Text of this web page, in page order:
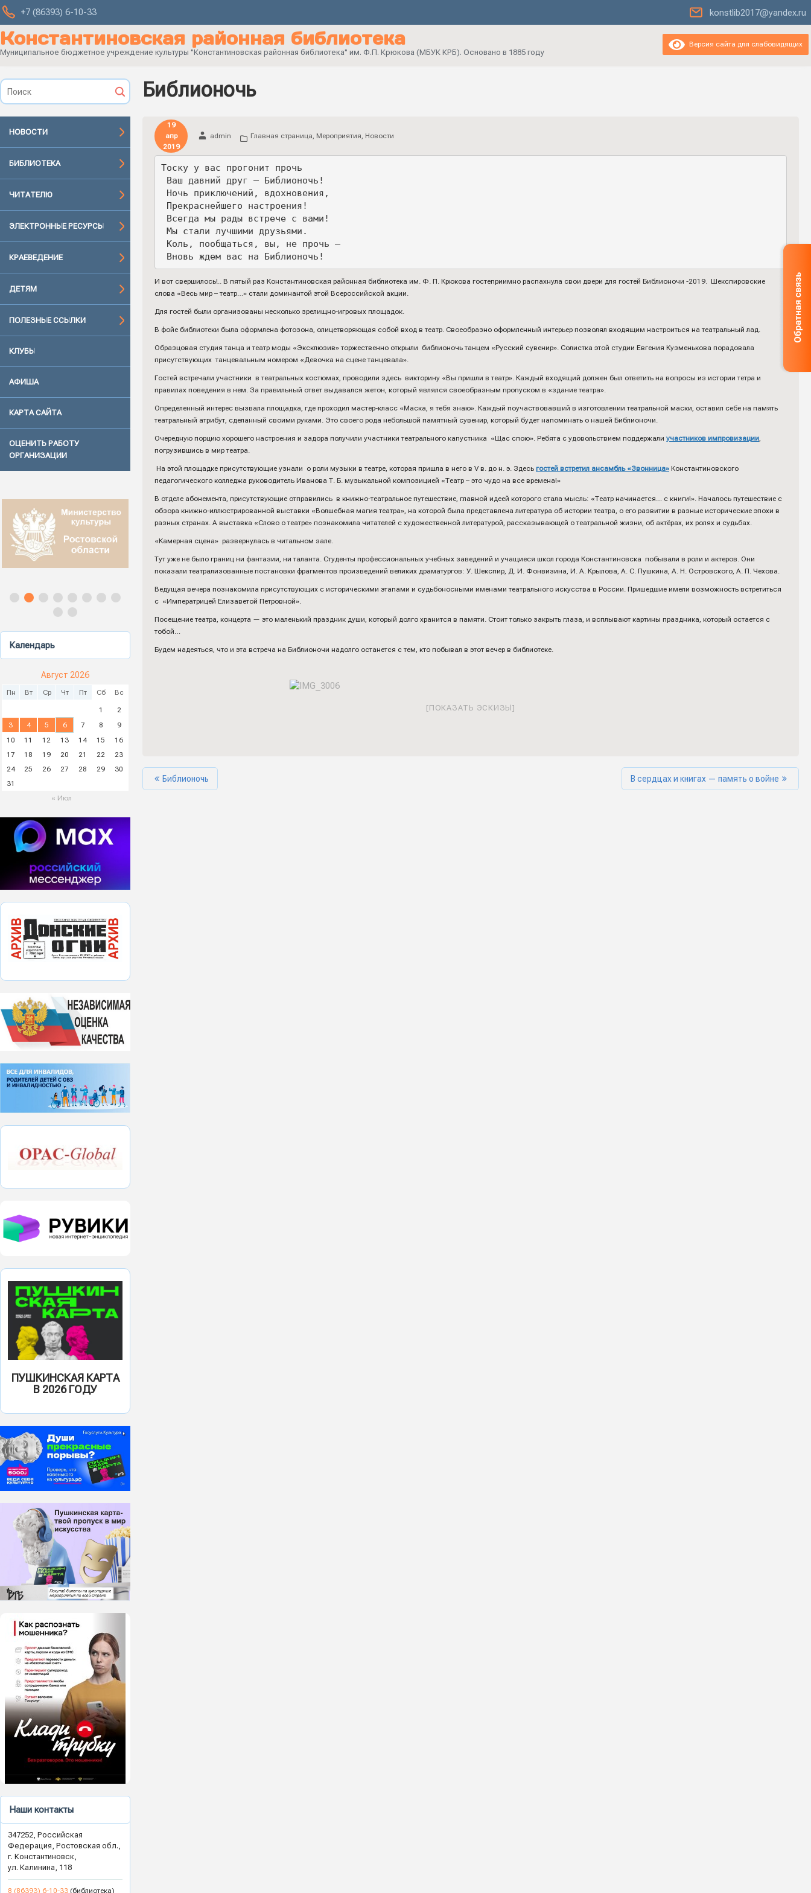
+7 (86393) 6-10-33 konstlib2017@yandex.ru
Константиновская районная библиотека
Муниципальное бюджетное учреждение культуры "Константиновская районная библиотека" им. Ф.П. Крюкова (МБУК КРБ). Основано в 1885 году
Версия сайта для слабовидящих
НОВОСТИ
БИБЛИОТЕКА
ЧИТАТЕЛЮ
ЭЛЕКТРОННЫЕ РЕСУРСЫ
КРАЕВЕДЕНИЕ
ДЕТЯМ
ПОЛЕЗНЫЕ ССЫЛКИ
КЛУБЫ
АФИША
КАРТА САЙТА
ОЦЕНИТЬ РАБОТУ
ОРГАНИЗАЦИИ
Календарь
Август 2026
Пн Вт Ср Чт Пт Сб Вс
1
2
3
4 5 6 7 8
9
10
11 12 13 14 15
16
17
18 19 20 21 22
23
24
25 26 27 28 29
30
31
« Июл
ПУШКИНСКАЯ КАРТА
В 2026 ГОДУ
Наши контакты
347252, Российская
Федерация, Ростовская обл.,
г. Константиновск,
ул. Калинина, 118
8 (86393) 6-10-33 (библиотека)
Библионочь
19
апр
2019
admin Главная страница, Мероприятия, Новости
Тоску у вас прогонит прочь
Ваш давний друг – Библионочь!
Ночь приключений, вдохновения,
Прекраснейшего настроения!
Всегда мы рады встрече с вами!
Мы стали лучшими друзьями.
Коль, пообщаться, вы, не прочь –
Вновь ждем вас на Библионочь!
И вот свершилось!.. В пятый раз Константиновская районная библиотека им. Ф. П. Крюкова гостеприимно распахнула свои двери для гостей Библионочи -2019. Шекспировские
слова «Весь мир – театр…» стали доминантой этой Всероссийской акции.
Для гостей были организованы несколько зрелищно-игровых площадок.
В фойе библиотеки была оформлена фотозона, олицетворяющая собой вход в театр. Своеобразно оформленный интерьер позволял входящим настроиться на театральный лад.
Образцовая студия танца и театр моды «Эксклюзив» торжественно открыли библионочь танцем «Русский сувенир». Солистка этой студии Евгения Кузменькова порадовала
присутствующих танцевальным номером «Девочка на сцене танцевала».
Гостей встречали участники в театральных костюмах, проводили здесь викторину «Вы пришли в театр». Каждый входящий должен был ответить на вопросы из истории тетра и
правилах поведения в нем. За правильный ответ выдавался жетон, который являлся своеобразным пропуском в «здание театра».
Определенный интерес вызвала площадка, где проходил мастер-класс «Маска, я тебя знаю». Каждый поучаствовавший в изготовлении театральной маски, оставил себе на память
театральный атрибут, сделанный своими руками. Это своего рода небольшой памятный сувенир, который будет напоминать о нашей Библионочи.
Очередную порцию хорошего настроения и задора получили участники театрального капустника «Щас спою». Ребята с удовольствием поддержали участников импровизации,
погрузившись в мир театра.
На этой площадке присутствующие узнали о роли музыки в театре, которая пришла в него в V в. до н. э. Здесь гостей встретил ансамбль «Звонница» Константиновского
педагогического колледжа руководитель Иванова Т. Б. музыкальной композицией «Театр – это чудо на все времена!»
В отделе абонемента, присутствующие отправились в книжно-театральное путешествие, главной идеей которого стала мысль: «Театр начинается… с книги!». Началось путешествие с
обзора книжно-иллюстрированной выставки «Волшебная магия театра», на которой была представлена литература об истории театра, о его развитии в разные исторические эпохи в
разных странах. А выставка «Слово о театре» познакомила читателей с художественной литературой, рассказывающей о театральной жизни, об актёрах, их ролях и судьбах.
«Камерная сцена» развернулась в читальном зале.
Тут уже не было границ ни фантазии, ни таланта. Студенты профессиональных учебных заведений и учащиеся школ города Константиновска побывали в роли и актеров. Они
показали театрализованные постановки фрагментов произведений великих драматургов: У. Шекспир, Д. И. Фонвизина, И. А. Крылова, А. С. Пушкина, А. Н. Островского, А. П. Чехова.
Ведущая вечера познакомила присутствующих с историческими этапами и судьбоносными именами театрального искусства в России. Пришедшие имели возможность встретиться
с «Императрицей Елизаветой Петровной».
Посещение театра, концерта — это маленький праздник души, который долго хранится в памяти. Стоит только закрыть глаза, и всплывают картины праздника, который остается с
тобой…
Будем надеяться, что и эта встреча на Библионочи надолго останется с тем, кто побывал в этот вечер в библиотеке.
[ПОКАЗАТЬ ЭСКИЗЫ]
Библионочь В сердцах и книгах — память о войне